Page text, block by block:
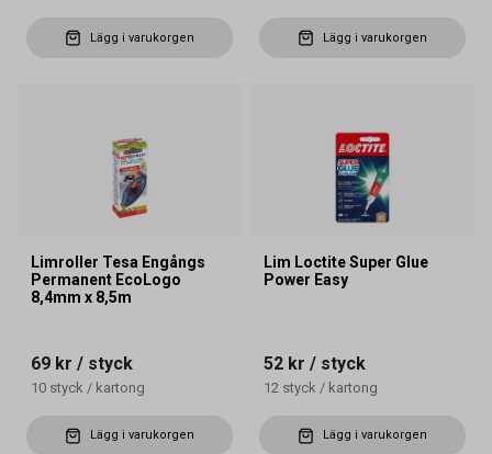
Lägg i varukorgen Lägg i varukorgen
Limroller Tesa Engångs
Permanent EcoLogo
8,4mm x 8,5m
69 kr / styck
10 styck / kartong
Lägg i varukorgen
Lim Loctite Super Glue
Power Easy
52 kr / styck
12 styck / kartong
Lägg i varukorgen